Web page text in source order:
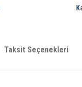
Taksit Seçenekleri